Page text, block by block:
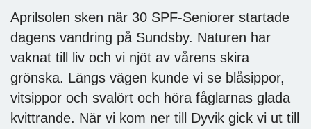
Aprilsolen sken när 30 SPF-Seniorer startade
dagens vandring på Sundsby. Naturen har
vaknat till liv och vi njöt av vårens skira
grönska. Längs vägen kunde vi se blåsippor,
vitsippor och svalört och höra fåglarnas glada
kvittrande. När vi kom ner till Dyvik gick vi ut till